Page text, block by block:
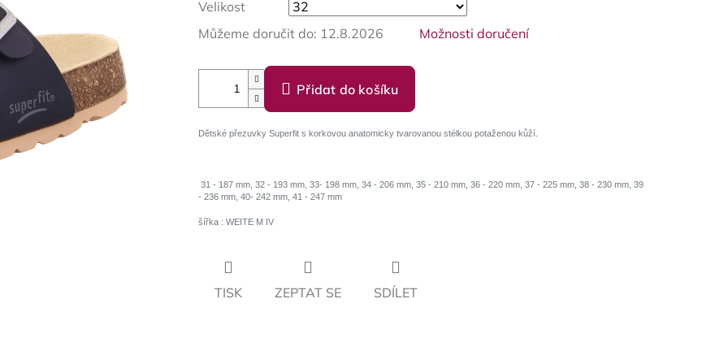
Velikost
Můžeme doručit do: 12.8.2026 Možnosti doručení
Přidat do košíku
Dětské přezuvky Superfit s korkovou anatomicky tvarovanou stélkou potaženou kůží.
31 - 187 mm, 32 - 193 mm, 33- 198 mm, 34 - 206 mm, 35 - 210 mm, 36 - 220 mm, 37 - 225 mm, 38 - 230 mm, 39
- 236 mm, 40- 242 mm, 41 - 247 mm
šířka : WEITE M IV
TISK ZEPTAT SE SDÍLET